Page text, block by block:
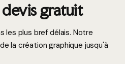
gratuit
les plus bref délais. Notre
la création graphique jusqu'à